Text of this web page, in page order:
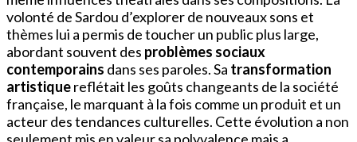
volonté de Sardou d’explorer de nouveaux sons et
thèmes lui a permis de toucher un public plus large,
abordant souvent des problèmes sociaux
contemporains dans ses paroles. Sa transformation
artistiquereflétait les goûts changeants de la société
française, le marquant à la fois comme un produit et un
acteur des tendances culturelles. Cette évolution a non